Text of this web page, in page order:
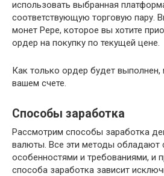
использовать выбранная
соответствующую торговую пару.
монет Pepe, которое вы хотите
ордер на покупку по текущей цене.
Как только ордер будет выполнен,
вашем счете.
Способы заработка
Рассмотрим способы заработка
валюты. Все эти методы обладают
особенностями и требованиями, и
способа заработка зависит